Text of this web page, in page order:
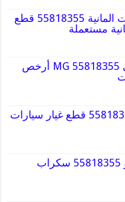
قطع غيار سيارات المانية 55818355 قطع
مستعملة
قطع غيار أم جي MG 55818355 أرخص
قطع غيار كيا 55818355 قطع غيار سيارات
قطع غيار باجيرو 55818355 سكراب